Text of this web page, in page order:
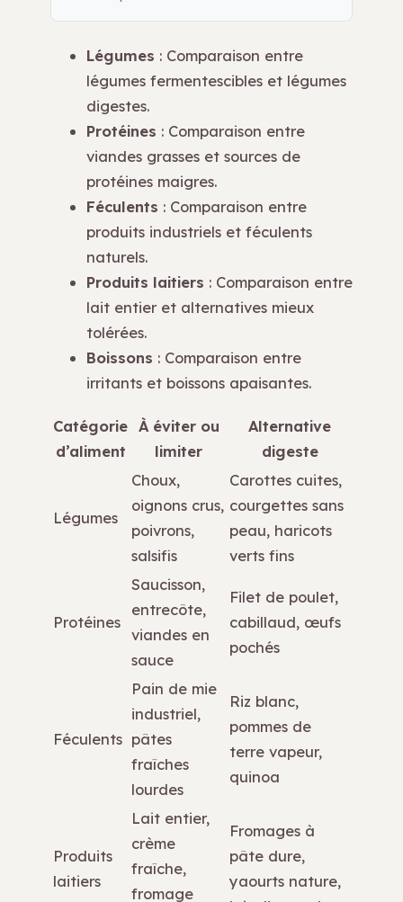
Légumes : Comparaison entre
légumes fermentescibles et légumes
digestes.
Protéines : Comparaison entre
viandes grasses et sources de
protéines maigres.
Féculents : Comparaison entre
produits industriels et féculents
naturels.
Produits laitiers : Comparaison entre
lait entier et alternatives mieux
tolérées.
Boissons : Comparaison entre
irritants et boissons apaisantes.
Catégorie
d’aliment
À éviter ou
limiter
Alternative
digeste
Légumes
Choux,
oignons crus,
poivrons,
salsifis
Carottes cuites,
courgettes sans
peau, haricots
verts fins
Protéines
Saucisson,
entrecôte,
viandes en
sauce
Filet de poulet,
cabillaud, œufs
pochés
Féculents
Pain de mie
industriel,
pâtes
fraîches
lourdes
Riz blanc,
pommes de
terre vapeur,
quinoa
Produits
laitiers
Lait entier,
crème
fraîche,
fromage
Fromages à
pâte dure,
yaourts nature,